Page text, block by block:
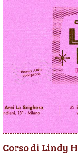
Corso di Lindy